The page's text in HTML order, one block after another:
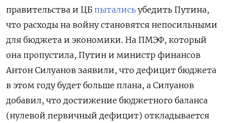
правительства и ЦБ пытались убедить Путина,
что расходы на войну становятся непосильными
для бюджета и экономики. На ПМЭФ, который
она пропустила, Путин и министр финансов
Антон Силуанов заявили, что дефицит бюджета
в этом году будет больше плана, а Силуанов
добавил, что достижение бюджетного баланса
(нулевой первичный дефицит) откладывается